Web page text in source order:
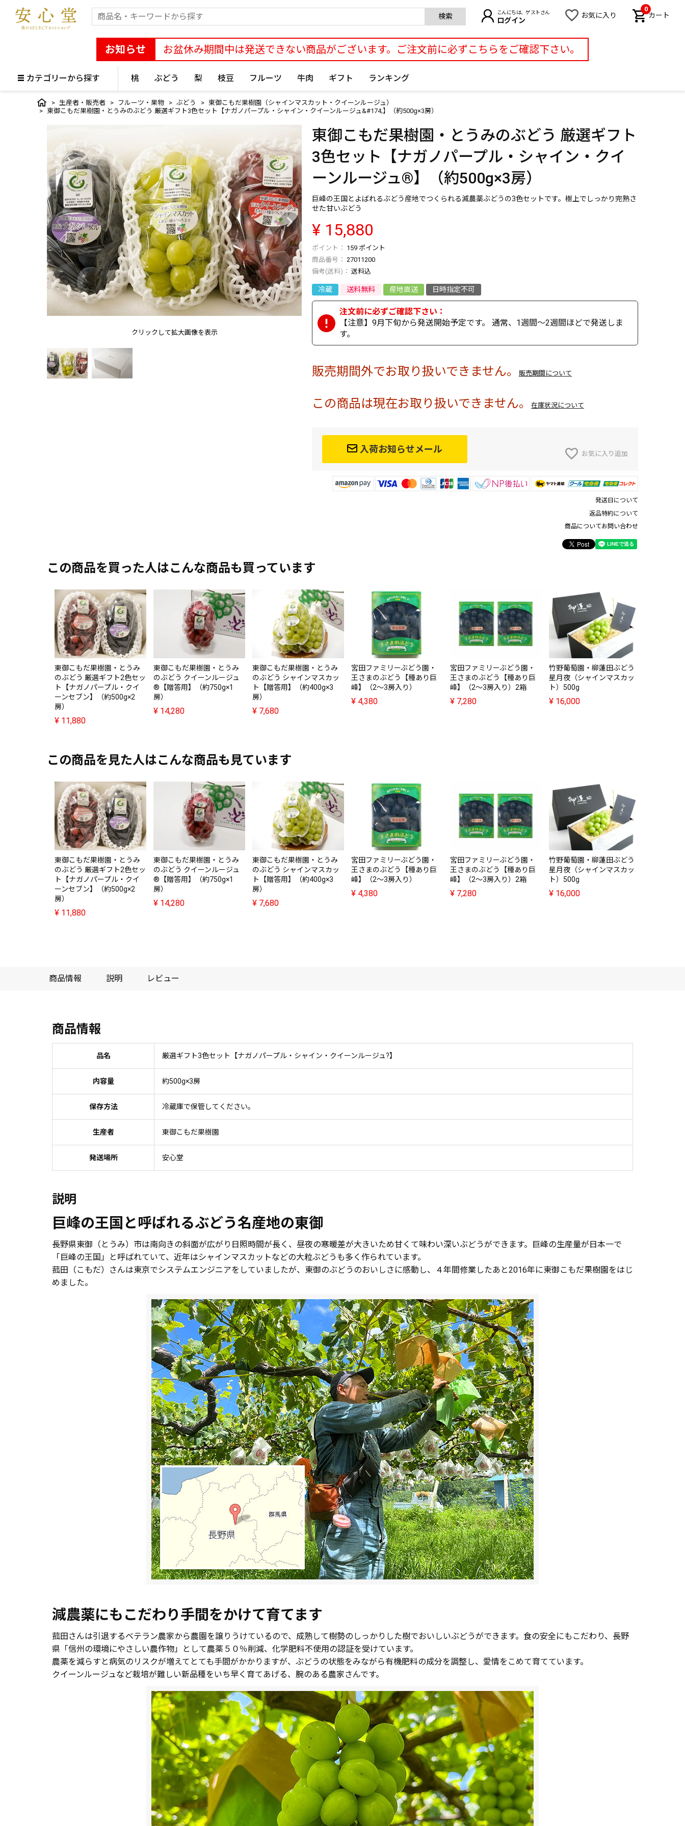
検索 こんにちは、ゲストさん
ログイン
お気に入り カート
0
お知らせ お盆休み期間中は発送できない商品がございます。ご注文前に必ずこちらをご確認下さい。
カテゴリーから探す 桃 ぶどう 梨 枝豆 フルーツ 牛肉 ギフト ランキング
生産者・販売者 フルーツ・果物 ぶどう
東御こもだ果樹園（シャインマスカット・クイーンルージュ）
東御こもだ果樹園・とうみのぶどう 厳選ギフト3色セット【ナガノパープル・シャイン・クイーンルージュ&#174;】（約500g×3房）
クリックして拡大画像を表示
東御こもだ果樹園・とうみのぶどう 厳選ギフト
3色セット【ナガノパープル・シャイン・クイ
ーンルージュ®】（約500g×3房）
巨峰の王国とよばれるぶどう産地でつくられる減農薬ぶどうの3色セットです。樹上でしっかり完熟さ
せた甘いぶどう
¥ 15,880
159 ポイント
商品番号
27011200
送料込
冷蔵 送料無料 産地直送 日時指定不可
【注意】9月下旬から発送開始予定です。 通常、1週間～2週間ほどで発送しま
す。
販売期間外でお取り扱いできません。 販売期間について
この商品は現在お取り扱いできません。 在庫状況について
お気に入り追加
入荷お知らせメール
発送日について
返品特約について
商品についてお問い合わせ
この商品を買った人はこんな商品も買っています
東御こもだ果樹園・とうみ
のぶどう 厳選ギフト2色セッ
ト【ナガノパープル・クイ
ーンセブン】（約500g×2
房）
¥ 11,880
東御こもだ果樹園・とうみ
のぶどう クイーンルージュ
®【贈答用】（約750g×1
房）
¥ 14,280
東御こもだ果樹園・とうみ
のぶどう シャインマスカッ
ト【贈答用】（約400g×3
房）
¥ 7,680
宮田ファミリーぶどう園・
王さまのぶどう【種あり巨
峰】（2～3房入り）
¥ 4,380
宮田ファミリーぶどう園・
王さまのぶどう【種あり巨
峰】（2～3房入り）2箱
¥ 7,280
竹野葡萄園・柳蓮田ぶどう
星月夜（シャインマスカッ
ト）500g
¥ 16,000
この商品を見た人はこんな商品も見ています
東御こもだ果樹園・とうみ
のぶどう 厳選ギフト2色セッ
ト【ナガノパープル・クイ
ーンセブン】（約500g×2
房）
¥ 11,880
東御こもだ果樹園・とうみ
のぶどう クイーンルージュ
®【贈答用】（約750g×1
房）
¥ 14,280
東御こもだ果樹園・とうみ
のぶどう シャインマスカッ
ト【贈答用】（約400g×3
房）
¥ 7,680
宮田ファミリーぶどう園・
王さまのぶどう【種あり巨
峰】（2～3房入り）
¥ 4,380
宮田ファミリーぶどう園・
王さまのぶどう【種あり巨
峰】（2～3房入り）2箱
¥ 7,280
竹野葡萄園・柳蓮田ぶどう
星月夜（シャインマスカッ
ト）500g
¥ 16,000
商品情報 説明 レビュー
商品情報
品名 厳選ギフト3色セット【ナガノパープル・シャイン・クイーンルージュ?】
内容量 約500g×3房
保存方法 冷蔵庫で保管してください。
生産者 東御こもだ果樹園
発送場所 安心堂
説明
巨峰の王国と呼ばれるぶどう名産地の東御
長野県東御（とうみ）市は南向きの斜面が広がり日照時間が長く、昼夜の寒暖差が大きいため甘くて味わい深いぶどうができます。巨峰の生産量が日本一で
「巨峰の王国」と呼ばれていて、近年はシャインマスカットなどの大粒ぶどうも多く作られています。
菰田（こもだ）さんは東京でシステムエンジニアをしていましたが、東御のぶどうのおいしさに感動し、４年間修業したあと2016年に東御こもだ果樹園をはじ
めました。
減農薬にもこだわり手間をかけて育てます
菰田さんは引退するベテラン農家から農園を譲りうけているので、成熟して樹勢のしっかりした樹でおいしいぶどうができます。食の安全にもこだわり、長野
県「信州の環境にやさしい農作物」として農薬５０％削減、化学肥料不使用の認証を受けています。
農薬を減らすと病気のリスクが増えてとても手間がかかりますが、ぶどうの状態をみながら有機肥料の成分を調整し、愛情をこめて育てています。
クイーンルージュなど栽培が難しい新品種をいち早く育てあげる、腕のある農家さんです。